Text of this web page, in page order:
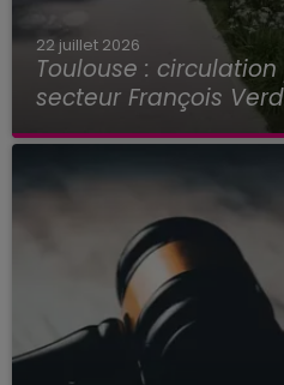
22 juillet 2026
Toulouse :
secteur François